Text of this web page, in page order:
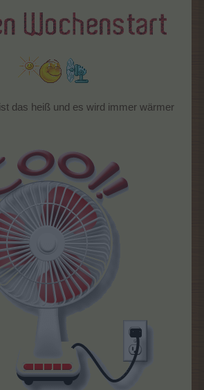
das heiß und es wird immer wärmer